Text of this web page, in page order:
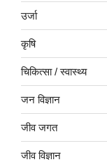
उर्जा
कृषि
चिकित्सा / स्वास्थ्य
जन विज्ञान
जीव जगत
जीव विज्ञान